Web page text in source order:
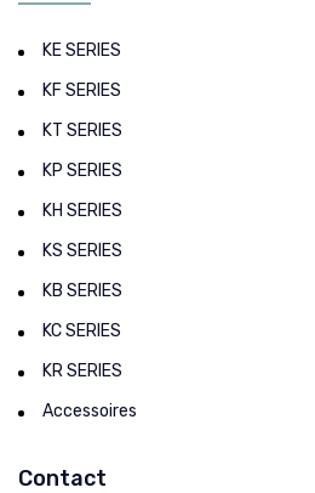
KE SERIES
KF SERIES
KT SERIES
KP SERIES
KH SERIES
KS SERIES
KB SERIES
KC SERIES
KR SERIES
Accessoires
Contact